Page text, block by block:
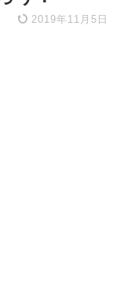
2019年11月5日